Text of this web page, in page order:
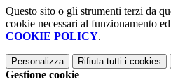
Questo sito o gli strumenti terzi da
cookie necessari al funzionamento
COOKIE POLICY.
Personalizza Rifiuta tutti i cookies
Gestione cookie